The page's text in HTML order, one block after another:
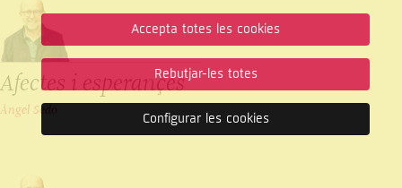
Afectes i esperançes
Àngel Sedó
Accepta totes les cookies
Rebutjar-les totes
Configurar les cookies